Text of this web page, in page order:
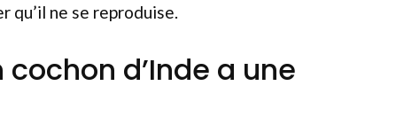
qu’il ne se reproduise.
d’Inde a une